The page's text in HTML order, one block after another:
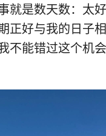
就是数天数：太
正好与我的日子
不能错过这个机